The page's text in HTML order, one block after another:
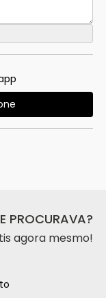
PROCURAVA?
agora mesmo!